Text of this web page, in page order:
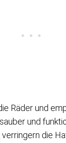
Räder und
und
die